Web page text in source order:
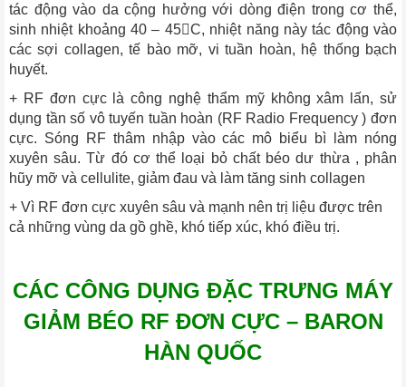
tác động vào da cộng hưởng với dòng điện trong cơ thể,
sinh nhiệt khoảng 40 – 45C, nhiệt năng này tác động vào
các sợi collagen, tế bào mỡ, vi tuần hoàn, hệ thống bạch
huyết.
+ RF đơn cực là công nghệ thẩm mỹ không xâm lấn, sử
dụng tần số vô tuyến tuần hoàn (RF Radio Frequency ) đơn
cực. Sóng RF thâm nhập vào các mô biểu bì làm nóng
xuyên sâu. Từ đó cơ thể loại bỏ chất béo dư thừa , phân
hũy mỡ và cellulite, giảm đau và làm tăng sinh collagen
+ Vì RF đơn cực xuyên sâu và mạnh nên trị liệu được trên
cả những vùng da gồ ghề, khó tiếp xúc, khó điều trị.
CÁC CÔNG DỤNG ĐẶC TRƯNG MÁY
GIẢM BÉO RF ĐƠN CỰC – BARON
HÀN QUỐC